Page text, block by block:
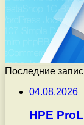
Последние
04.08.2026
HPE